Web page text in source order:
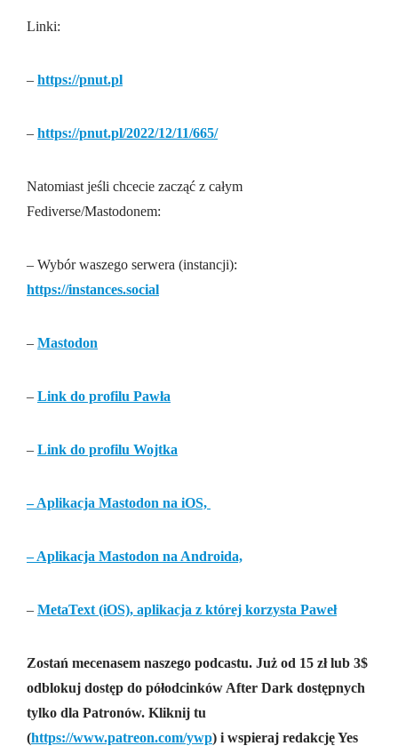
Linki:
– https://pnut.pl
– https://pnut.pl/2022/12/11/665/
Natomiast jeśli chcecie zacząć z całym
Fediverse/Mastodonem:
– Wybór waszego serwera (instancji):
https://instances.social
– Mastodon
– Link do profilu Pawła
– Link do profilu Wojtka
– Aplikacja Mastodon na iOS,
– Aplikacja Mastodon na Androida,
– MetaText (iOS), aplikacja z której korzysta Paweł
Zostań mecenasem naszego podcastu. Już od 15 zł lub 3$
odblokuj dostęp do półodcinków After Dark dostępnych
tylko dla Patronów. Kliknij tu
(https://www.patreon.com/ywp) i wspieraj redakcję Yes